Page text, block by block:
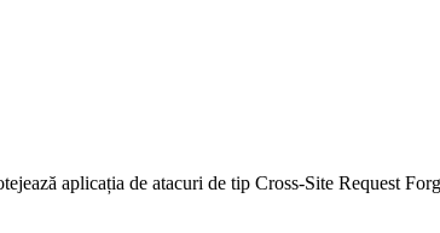
aplicația de atacuri de tip Cross-Site Request